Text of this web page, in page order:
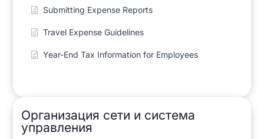
Submitting Expense Reports
Travel Expense Guidelines
Year-End Tax Information for Employees
Организация сети и система
управления